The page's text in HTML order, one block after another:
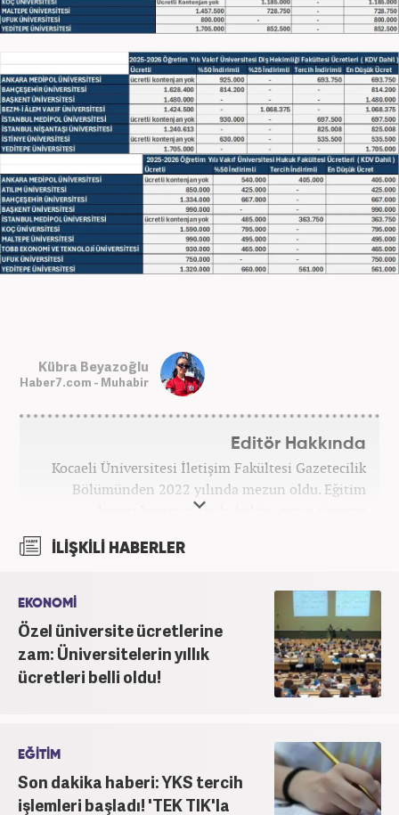
Kübra Beyazoğlu
Haber7.com - Muhabir
Editör Hakkında
Kocaeli Üniversitesi İletişim Fakültesi Gazetecilik
Bölümünden 2022 yılında mezun oldu. Eğitim
hayatı boyunca tarih, kültür, sanat üzerine
basında birçok alanda görev alarak muhabirlik ve
Grubu bünyesinde yer alan Haber7.com sitesinde
devam etmektedir.
İLİŞKİLİ HABERLER
EKONOMİ
Özel üniversite ücretlerine
zam: Üniversitelerin yıllık
ücretleri belli oldu!
EĞİTİM
Son dakika haberi: YKS tercih
işlemleri başladı! 'TEK TIK'la